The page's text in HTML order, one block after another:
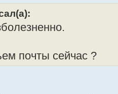
почты сейчас ?